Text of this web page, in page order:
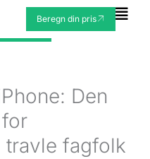
Beregn din pris
Den
fagfolk